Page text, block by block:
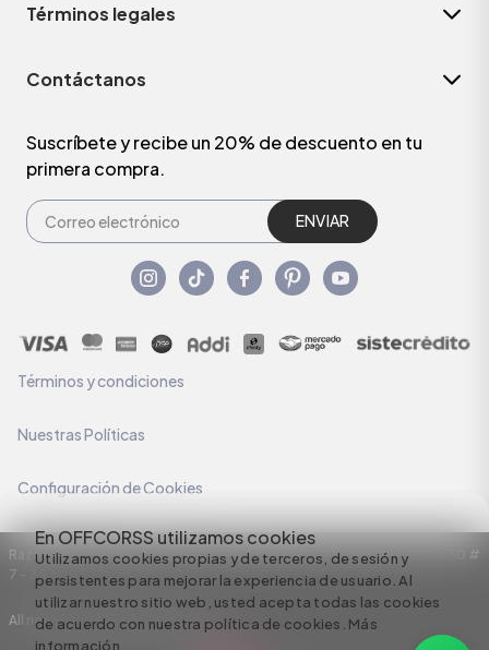
En OFFCORSS utilizamos cookies
Utilizamos cookies propias y de terceros, de sesión y
persistentes para mejorar la experiencia de usuario. Al
utilizar nuestro sitio web, usted acepta todas las cookies
de acuerdo con nuestra política de cookies. Más
información
Términos legales
Contáctanos
Suscríbete y recibe un 20% de descuento en tu
primera compra.
ENVIAR
Términos y condiciones
Nuestras Políticas
Configuración de Cookies
Razón Social: C.I HERMECO S.A. NIT: 890924167-6 Dirección: Carrera 50 #
7 – 35
All rights reserved empowered by